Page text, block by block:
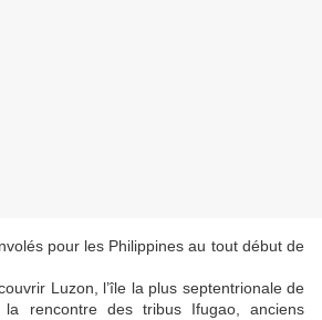
pour les Philippines au tout début de
Luzon, l’île la plus septentrionale de
la rencontre des tribus Ifugao, anciens